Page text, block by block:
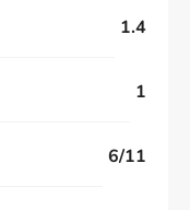
1.4
1
6/11